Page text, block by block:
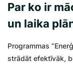
Par ko ir
un laika
Programmas
strādāt efektīvāk,